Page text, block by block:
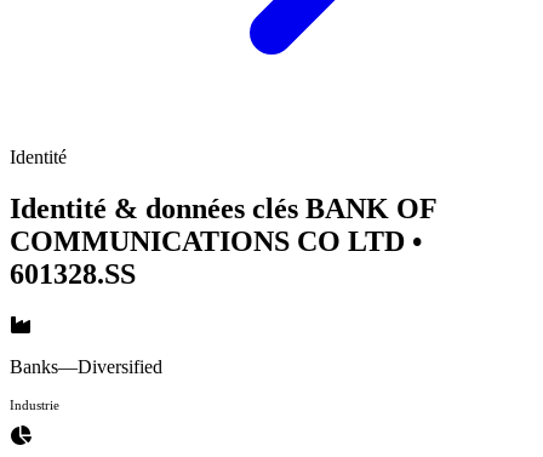
Identité
Identité & données clés BANK OF
COMMUNICATIONS CO LTD •
601328.SS
Banks—Diversified
Industrie